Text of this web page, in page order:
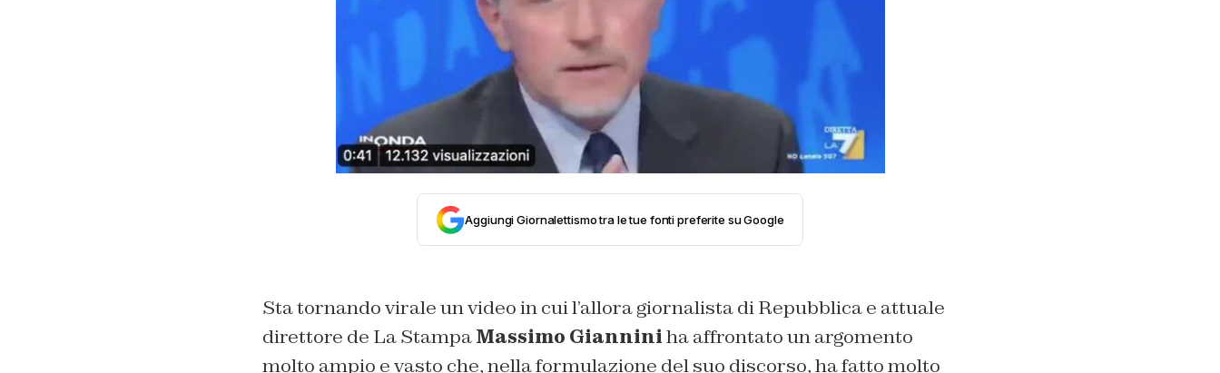
Aggiungi Giornalettismo tra le tue fonti preferite su Google
Sta tornando virale un video in cui l’allora giornalista di Repubblica e attuale
direttore de La Stampa Massimo Gianniniha affrontato un argomento
molto ampio e vasto che, nella formulazione del suo discorso, ha fatto molto